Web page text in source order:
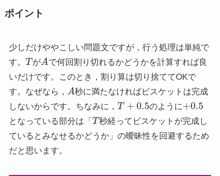
ポイント
少しだけややこしい問題文ですが，行う処理は単純で
す。
T
が
A
で何回割り切れるかどうかを計算すれば良
いだけです。このとき，割り算は切り捨ててOKで
す。なぜなら，
A
秒に満たなければビスケットは完成
しないからです。ちなみに，
T+ 0.5
のように
+ 0.5
となっている部分は「
T
秒経ってビスケットが完成し
ているとみなせるかどうか」の曖昧性を回避するため
だと思います。